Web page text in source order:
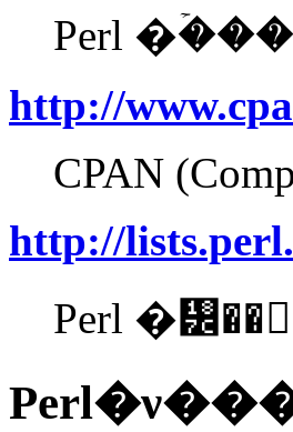
http://
CPAN
http://
Perl